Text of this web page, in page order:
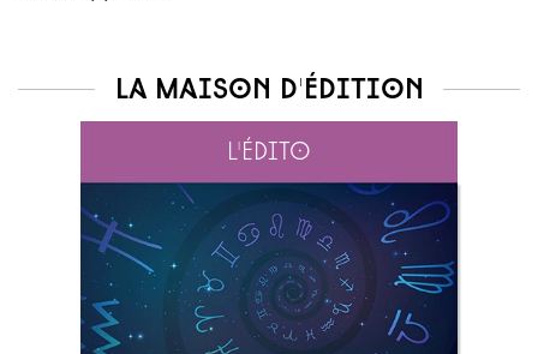
La maison d'édition
L'édito